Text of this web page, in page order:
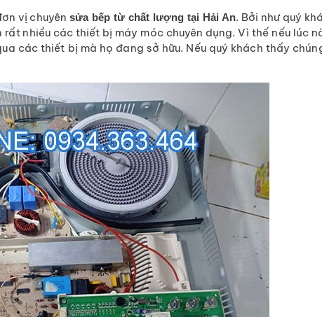
vị chuyên sửa bếp từ chất lượng tại Hải An. Bởi như quý
nhiều các thiết bị máy móc chuyên dụng. Vì thế nếu lúc
các thiết bị mà họ đang sở hữu. Nếu quý khách thấy